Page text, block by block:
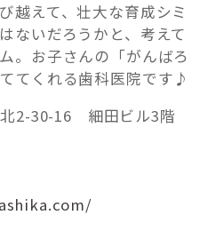
越えて、壮大な育成シミ
ないだろうかと、考えて
。お子さんの「がんばろ
てくれる歯科医院です♪
2-30-16 細田ビル3階